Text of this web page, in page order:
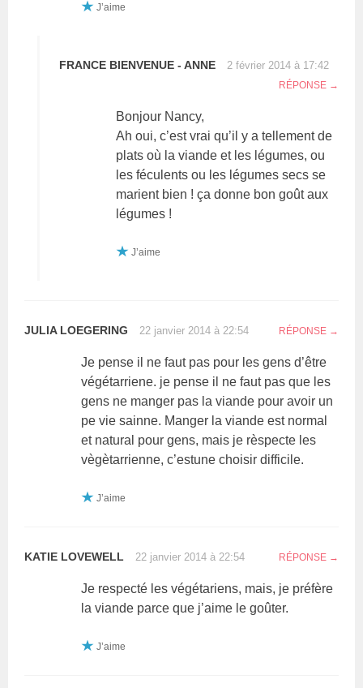
J’aime
FRANCE BIENVENUE - ANNE 2 février 2014 à 17:42
RÉPONSE
Bonjour Nancy,
Ah oui, c’est vrai qu’il y a tellement de
plats où la viande et les légumes, ou
les féculents ou les légumes secs se
marient bien ! ça donne bon goût aux
légumes !
J’aime
JULIA LOEGERING 22 janvier 2014 à 22:54 RÉPONSE
Je pense il ne faut pas pour les gens d’être
végétarriene. je pense il ne faut pas que les
gens ne manger pas la viande pour avoir un
pe vie sainne. Manger la viande est normal
et natural pour gens, mais je rèspecte les
vègètarrienne, c’estune choisir difficile.
J’aime
KATIE LOVEWELL 22 janvier 2014 à 22:54 RÉPONSE
Je respecté les végétariens, mais, je préfère
la viande parce que j’aime le goûter.
J’aime